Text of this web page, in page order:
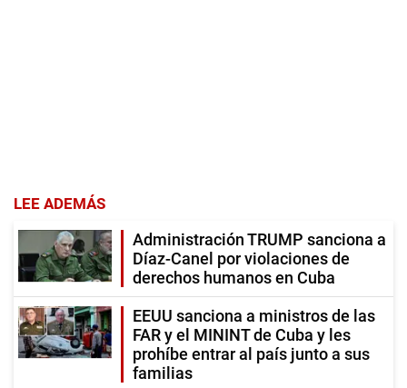
LEE ADEMÁS
Administración TRUMP sanciona a
Díaz-Canel por violaciones de
derechos humanos en Cuba
EEUU sanciona a ministros de las
FAR y el MININT de Cuba y les
prohíbe entrar al país junto a sus
familias